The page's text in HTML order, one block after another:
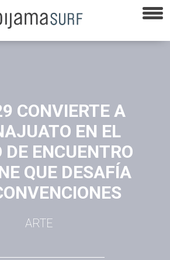
CONVIERTE A
EN EL
DE ENCUENTRO
QUE DESAFÍA
ARTE